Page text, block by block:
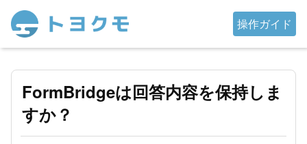
操作ガイド
FormBridgeは回答内容を保持しま
すか？